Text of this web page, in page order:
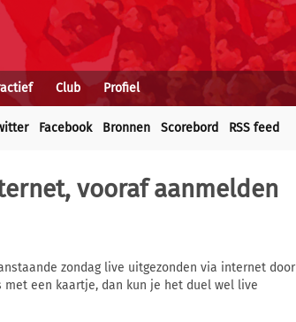
Club Profiel
Facebook Bronnen Scorebord RSS feed
vooraf aanmelden
zondag live uitgezonden via internet door
met een kaartje, dan kun je het duel wel live